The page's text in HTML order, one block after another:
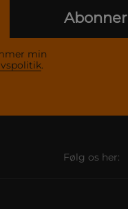
min
.
Abonner
Følg os her: